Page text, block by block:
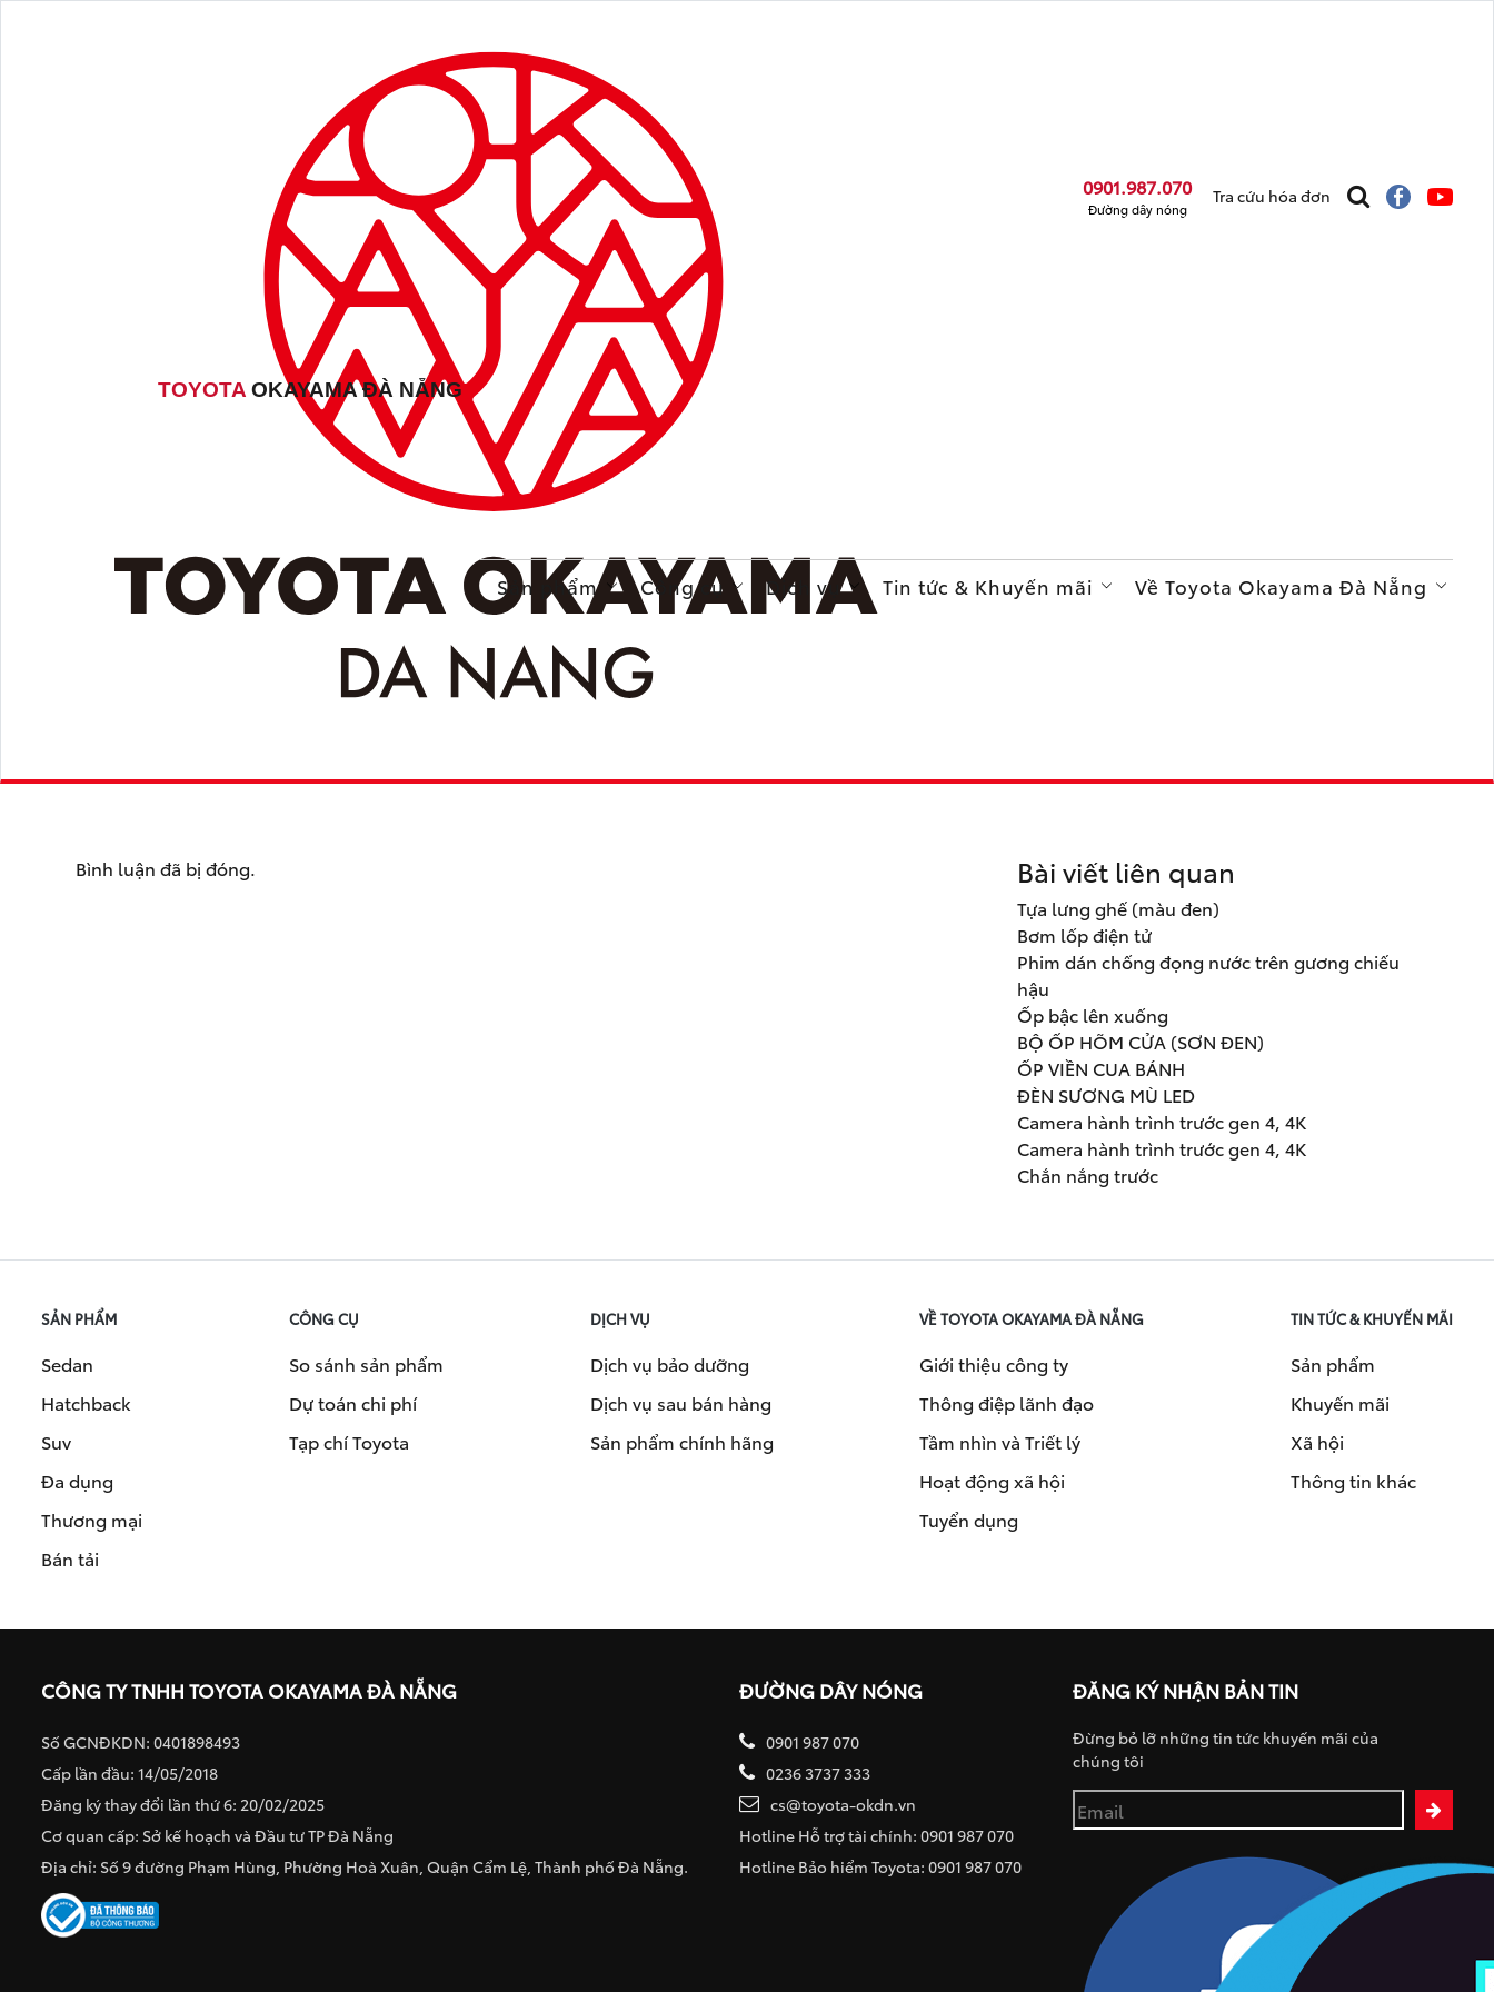
TOYOTA OKAYAMA ĐÀ NẴNG
0901.987.070
Đường dây nóng
Tra cứu hóa đơn
Sản phẩm Công cụ Dịch vụ Tin tức & Khuyến mãi Về Toyota Okayama Đà Nẵng
Bình luận đã bị đóng. Bài viết liên quan
Tựa lưng ghế (màu đen)
Bơm lốp điện tử
Phim dán chống đọng nước trên gương chiếu
hậu
Ốp bậc lên xuống
BỘ ỐP HÕM CỬA (SƠN ĐEN)
ỐP VIỀN CUA BÁNH
ĐÈN SƯƠNG MÙ LED
Camera hành trình trước gen 4, 4K
Camera hành trình trước gen 4, 4K
Chắn nắng trước
SẢN PHẨM
Sedan
Hatchback
Suv
Đa dụng
Thương mại
Bán tải
CÔNG CỤ
So sánh sản phẩm
Dự toán chi phí
Tạp chí Toyota
DỊCH VỤ
Dịch vụ bảo dưỡng
Dịch vụ sau bán hàng
Sản phẩm chính hãng
VỀ TOYOTA OKAYAMA ĐÀ NẴNG
Giới thiệu công ty
Thông điệp lãnh đạo
Tầm nhìn và Triết lý
Hoạt động xã hội
Tuyển dụng
TIN TỨC & KHUYẾN MÃI
Sản phẩm
Khuyến mãi
Xã hội
Thông tin khác
CÔNG TY TNHH TOYOTA OKAYAMA ĐÀ NẴNG
Số GCNĐKDN: 0401898493
Cấp lần đầu: 14/05/2018
Đăng ký thay đổi lần thứ 6: 20/02/2025
Cơ quan cấp: Sở kế hoạch và Đầu tư TP Đà Nẵng
Địa chỉ: Số 9 đường Phạm Hùng, Phường Hoà Xuân, Quận Cẩm Lệ, Thành phố Đà Nẵng.
ĐƯỜNG DÂY NÓNG
0901 987 070
0236 3737 333
cs@toyota-okdn.vn
Hotline Hỗ trợ tài chính: 0901 987 070
Hotline Bảo hiểm Toyota: 0901 987 070
ĐĂNG KÝ NHẬN BẢN TIN
Đừng bỏ lỡ những tin tức khuyến mãi của
chúng tôi